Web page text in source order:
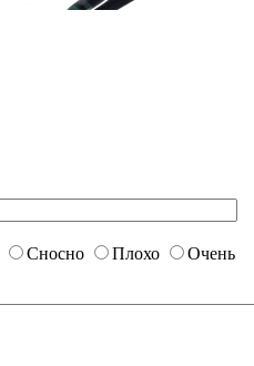
Сносно Плохо
Очень